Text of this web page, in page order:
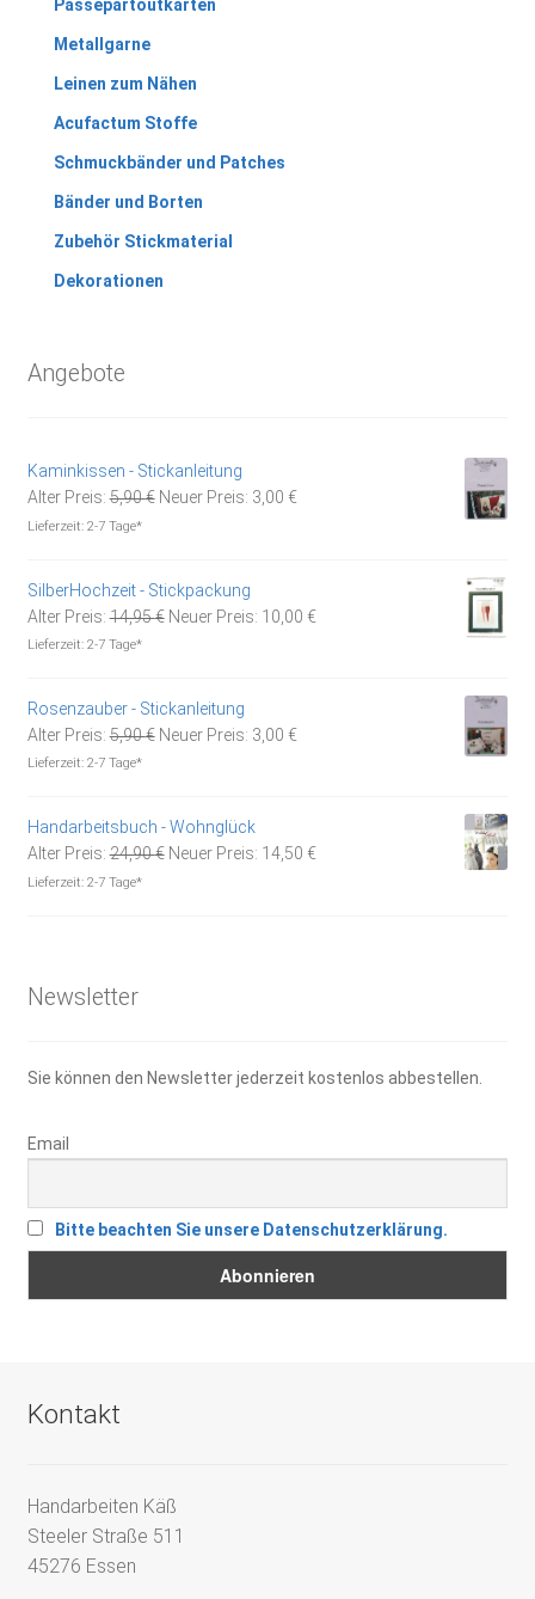
Passepartoutkarten
Metallgarne
Leinen zum Nähen
Acufactum Stoffe
Schmuckbänder und Patches
Bänder und Borten
Zubehör Stickmaterial
Dekorationen
Angebote
Kaminkissen - Stickanleitung
Alter Preis: 5,90€ Ursprünglicher
Neuer Preis: 3,00 €Aktueller
Lieferzeit: 2-7 Tage*
SilberHochzeit - Stickpackung
Alter Preis: 14,95€ Ursprünglicher
Neuer Preis: 10,00 €Aktueller
Lieferzeit: 2-7 Tage*
Rosenzauber - Stickanleitung
Alter Preis: 5,90€ Ursprünglicher
Neuer Preis: 3,00 €Aktueller
Lieferzeit: 2-7 Tage*
Handarbeitsbuch - Wohnglück
Alter Preis: 24,90€ Ursprünglicher
Neuer Preis: 14,50 €Aktueller
Lieferzeit: 2-7 Tage*
Newsletter
Sie können den Newsletter jederzeit kostenlos abbestellen.
Email
Bitte beachten Sie unsere Datenschutzerklärung.
Kontakt
Handarbeiten Käß
Steeler Straße 511
45276 Essen